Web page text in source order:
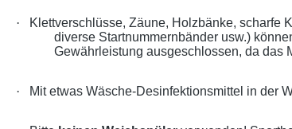
·
Klettverschlüsse, Zäune, Holzbänke, scharfe
diverse Startnummernbänder usw.)
Gewährleistung ausgeschlossen, da das
· Mit etwas Wäsche-Desinfektionsmittel in der